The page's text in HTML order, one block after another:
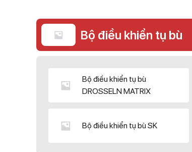
Bộ điều khiển tụ bù
Bộ điều khiển tụ bù
DROSSELN MATRIX
Bộ điều khiển tụ bù SK